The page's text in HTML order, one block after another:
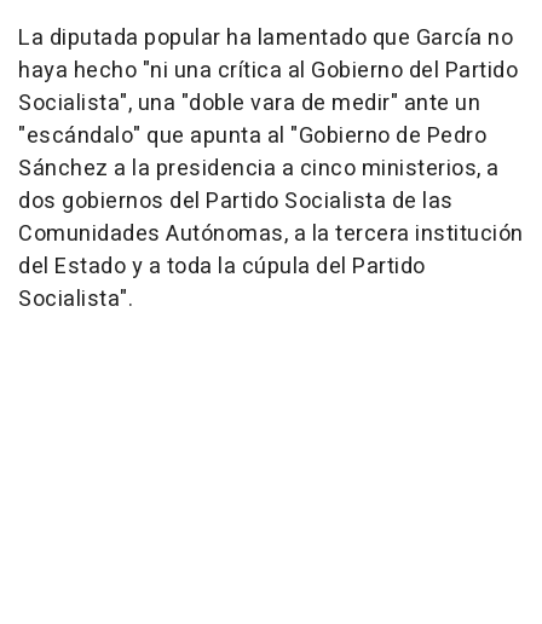
La diputada popular ha lamentado que García no
haya hecho "ni una crítica al Gobierno del Partido
Socialista", una "doble vara de medir" ante un
"escándalo" que apunta al "Gobierno de Pedro
Sánchez a la presidencia a cinco ministerios, a
dos gobiernos del Partido Socialista de las
Comunidades Autónomas, a la tercera institución
del Estado y a toda la cúpula del Partido
Socialista".